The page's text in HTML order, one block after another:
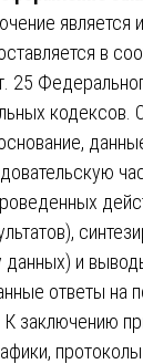
является
в
25
кодексов.
данных) и
ответы на
заключению